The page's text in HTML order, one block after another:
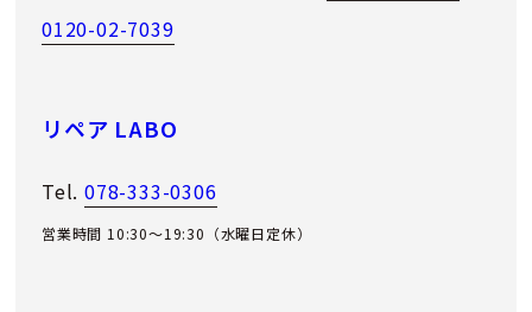
0120-02-7039
リペア LABO
Tel. 078-333-0306
営業時間 10:30～19:30（水曜日定休）